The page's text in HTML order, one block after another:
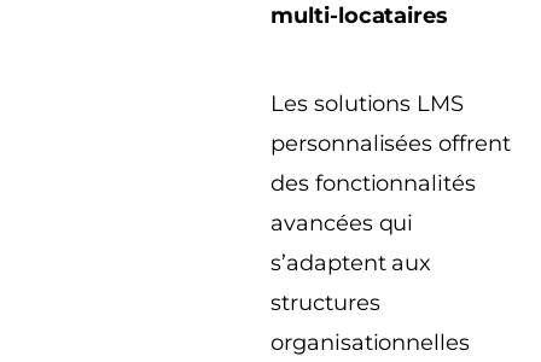
multi-locataires
Les solutions LMS
personnalisées offrent
des fonctionnalités
avancées qui
s’adaptent aux
structures
organisationnelles